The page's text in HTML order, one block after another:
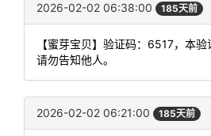
2026-02-02 06:38:00 185天前
【蜜芽宝贝】验证码：6517，本验
请勿告知他人。
2026-02-02 06:21:00 185天前